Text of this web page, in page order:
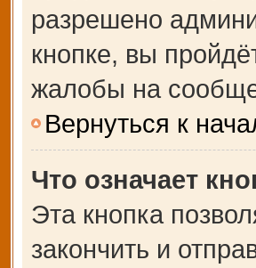
разрешено
кнопке, вы
жалобы на
Вернуться к
Что означает
Эта кнопка
закончить и